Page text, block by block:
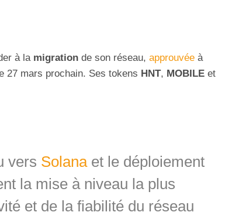
à la migration de son réseau, approuvée à
27 mars prochain. Ses tokens HNT, MOBILE et
vers Solanaet le déploiement
la mise à niveau la plus
et de la fiabilité du réseau